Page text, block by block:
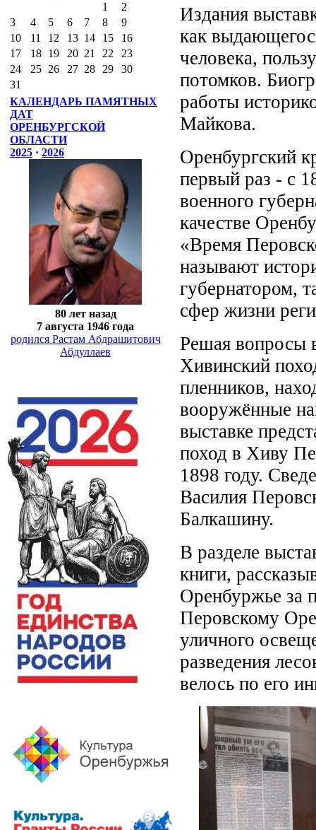
1
2
3
4 5 6 7 8
9
10
11 12 13 14 15
16
17
18 19 20 21 22
23
24
25 26 27 28 29
30
31
КАЛЕНДАРЬ ПАМЯТНЫХ
ДАТ
ОРЕНБУРГСКОЙ
ОБЛАСТИ
2025 · 2026
80 лет назад
7 августа 1946 года
родился Растам Абдрашитович
Абдуллаев
Издания
как
человека,
потомков.
работы
Майкова.
Оренбургский
первый раз - с
военного
качестве
«Время
называют
губернатором,
сфер жизни
Решая вопросы
Хивинский
пленников,
вооружённые
выставке
поход в Хиву
1898 году.
Василия
Балкашину.
В разделе
книги,
Оренбуржье за
Перовскому
уличного
разведения
велось по его